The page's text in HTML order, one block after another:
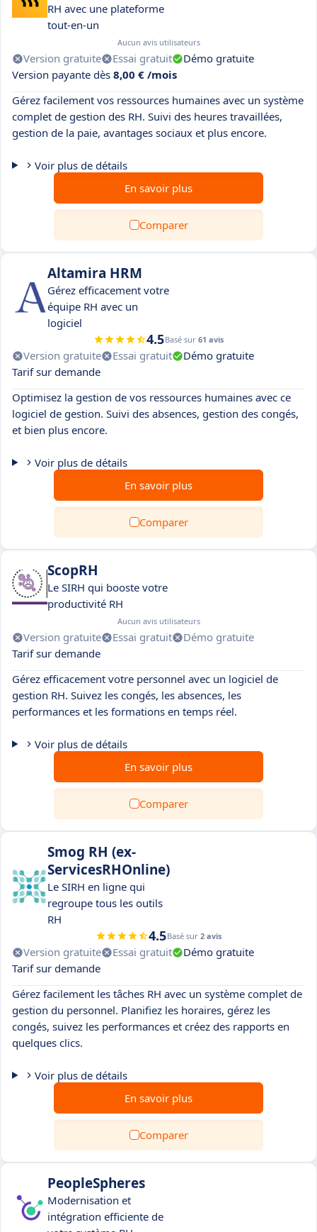
RH avec une plateforme
tout-en-un
Aucun avis utilisateurs
Version gratuite Essai gratuit
Démo gratuite
Version payante dès 8,00 € /mois
Gérez facilement vos ressources humaines avec un système
complet de gestion des RH. Suivi des heures travaillées,
gestion de la paie, avantages sociaux et plus encore.
Voir plus de détails
En savoir plus
Comparer
Altamira HRM
Gérez efficacement votre
équipe RH avec un
logiciel
4.5Basé sur 61 avis
Version gratuite Essai gratuit
Démo gratuite
Tarif sur demande
Optimisez la gestion de vos ressources humaines avec ce
logiciel de gestion. Suivi des absences, gestion des congés,
et bien plus encore.
Voir plus de détails
En savoir plus
Comparer
ScopRH
Le SIRH qui booste votre
productivité RH
Aucun avis utilisateurs
Version gratuite Essai gratuit
Démo gratuite
Tarif sur demande
Gérez efficacement votre personnel avec un logiciel de
gestion RH. Suivez les congés, les absences, les
performances et les formations en temps réel.
Voir plus de détails
En savoir plus
Comparer
Smog RH (ex-
ServicesRHOnline)
Le SIRH en ligne qui
regroupe tous les outils
RH
4.5Basé sur 2 avis
Version gratuite Essai gratuit
Démo gratuite
Tarif sur demande
Gérez facilement les tâches RH avec un système complet de
gestion du personnel. Planifiez les horaires, gérez les
congés, suivez les performances et créez des rapports en
quelques clics.
Voir plus de détails
En savoir plus
Comparer
PeopleSpheres
Modernisation et
intégration efficiente de